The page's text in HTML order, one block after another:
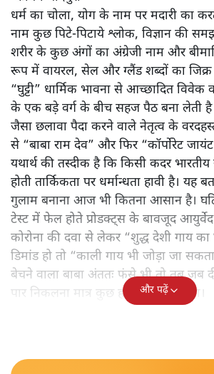
धर्म का चोला, योग के नाम पर मदारी का
नाम कुछ पिटे-पिटाये श्लोक, विज्ञान की
शरीर के कुछ अंगों का अंग्रेजी नाम और
रूप में वायरल, सेल और ग्लैंड शब्दों का
“घुट्टी” धार्मिक भावना से आच्छादित विवेक
के एक बड़े वर्ग के बीच सहज पैठ बना लेती
जैसा छलावा पैदा करने वाले नेतृत्व के
से “बाबा राम देव” और फिर “कॉर्पोरेट
यथार्थ की तस्दीक है कि किसी कदर
होती तार्किकता पर धर्मान्धता हावी है। यह
गुलाम बनाना आज भी कितना आसान है।
टेस्ट में फेल होते प्रोडक्ट्स के बावजूद
कोरोना की दवा से लेकर “शुद्ध देशी गाय का
डिमांड हो तो “काली गाय भी जोड़ा जा
बेचने वाला बाबा अंततः फंसे भी तो तब जब
पार निकलना मात्र कुछ हाथ ही रह गया था।
और पढ़ें